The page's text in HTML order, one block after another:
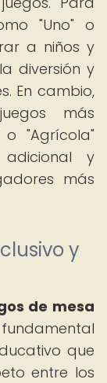
"Uno" o
a niños y
diversión y
En cambio,
más
"Agrícola"
y
más
y
de mesa
que
entre los